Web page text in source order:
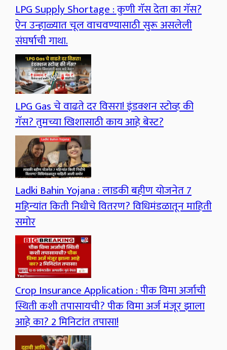
LPG Supply Shortage : कुणी गॅस देता का गॅस?
ऐन उन्हाळ्यात चूल वाचवण्यासाठी सुरू असलेली
संघर्षाची गाथा.
LPG Gas चे वाढते दर विसरा! इंडक्शन स्टोव्ह की
गॅस? तुमच्या खिशासाठी काय आहे बेस्ट?
Ladki Bahin Yojana : लाडकी बहीण योजनेत 7
महिन्यांत किती निधीचे वितरण? विधिमंडळातून माहिती
समोर
Crop Insurance Application : पीक विमा अर्जाची
स्थिती कशी तपासायची? पीक विमा अर्ज मंजूर झाला
आहे का? 2 मिनिटांत तपासा!